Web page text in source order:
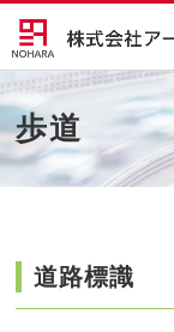
歩道
道路標識